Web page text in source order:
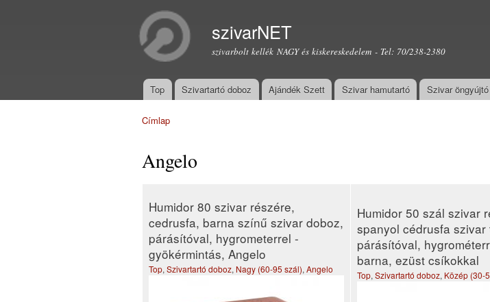
szivarNET
szivarbolt kellék NAGY és kiskereskedelem - Tel: 70/238-2380
Főmenü
Top Szivartartó doboz Ajándék Szett Szivar hamutartó Szivar öngyújtó
Címlap
Angelo
Humidor 80 szivar részére,
cedrusfa, barna színű szivar doboz,
párásítóval, hygrometerrel -
gyökérmintás, Angelo
Top, Szivartartó doboz, Nagy (60-95 szál), Angelo
Humidor 50 szál szivar
spanyol cédrusfa
párásítóval,
barna, ezüst csíkokkal
Top, Szivartartó doboz, Közép (30-